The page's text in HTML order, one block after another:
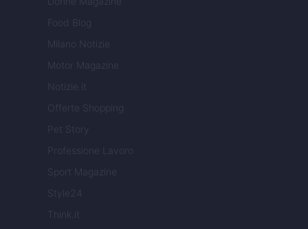
Food Blog
Milano Notizie
Motor Magazine
Notizie.it
Offerte Shopping
Pet Story
Professione Lavoro
Sport Magazine
Style24
Think.it